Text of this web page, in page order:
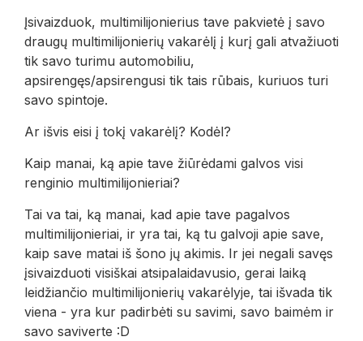
Įsivaizduok, multimilijonierius tave pakvietė į savo
draugų multimilijonierių vakarėlį į kurį gali atvažiuoti
tik savo turimu automobiliu,
apsirengęs/apsirengusi tik tais rūbais, kuriuos turi
savo spintoje.
Ar išvis eisi į tokį vakarėlį? Kodėl?
Kaip manai, ką apie tave žiūrėdami galvos visi
renginio multimilijonieriai?
Tai va tai, ką manai, kad apie tave pagalvos
multimilijonieriai, ir yra tai, ką tu galvoji apie save,
kaip save matai iš šono jų akimis. Ir jei negali savęs
įsivaizduoti visiškai atsipalaidavusio, gerai laiką
leidžiančio multimilijonierių vakarėlyje, tai išvada tik
viena - yra kur padirbėti su savimi, savo baimėm ir
savo saviverte :D